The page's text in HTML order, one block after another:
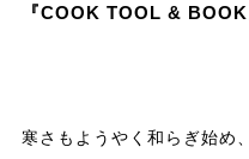
『COOK TOOL &
寒さもようやく和らぎ始め